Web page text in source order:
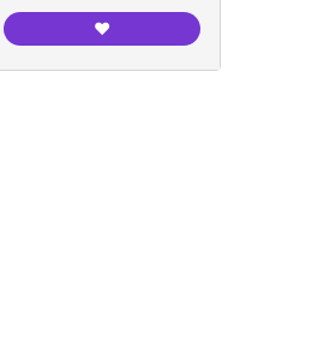
❤️Balança amb la que